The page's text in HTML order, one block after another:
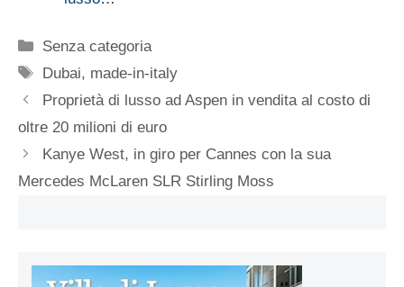
Categorie
Senza categoria
Tag
Dubai, made-in-italy
Proprietà di lusso ad Aspen in vendita al costo di
oltre 20 milioni di euro
Kanye West, in giro per Cannes con la sua
Mercedes McLaren SLR Stirling Moss